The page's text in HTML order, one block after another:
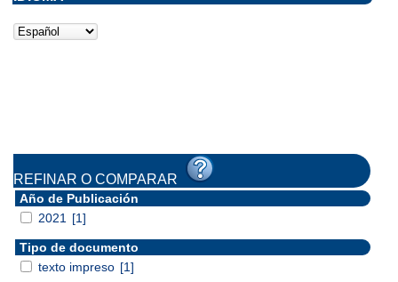
REFINAR O COMPARAR
Año de Publicación
2021
[1]
Tipo de documento
texto impreso [1]